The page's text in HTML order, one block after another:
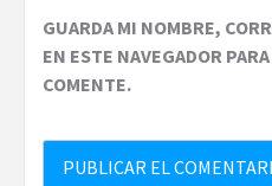
GUARDA MI NOMBRE,
EN ESTE NAVEGADOR
COMENTE.